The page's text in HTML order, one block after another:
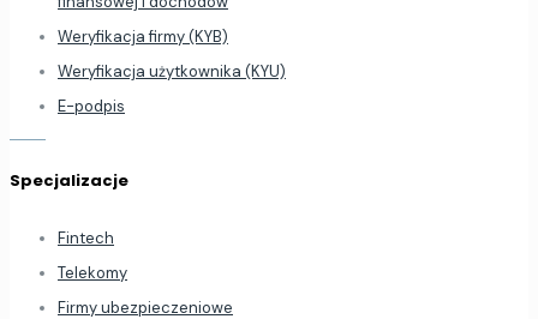
Weryfikacja firmy (KYB)
Weryfikacja użytkownika (KYU)
E-podpis
Specjalizacje
Fintech
Telekomy
Firmy ubezpieczeniowe